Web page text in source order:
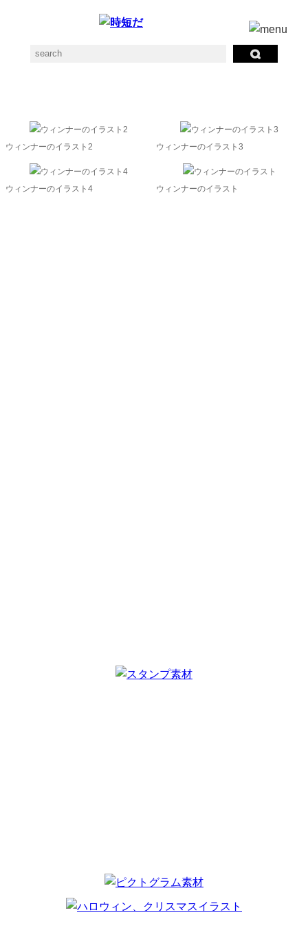
ウィンナーのイラスト2 ウィンナーのイラスト3
ウィンナーのイラスト4 ウィンナーのイラスト